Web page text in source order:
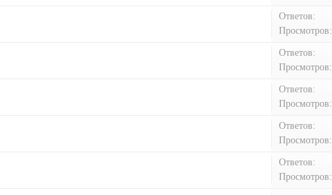
Ответов:
Просмотров:
Ответов:
Просмотров:
Ответов:
Просмотров:
Ответов:
Просмотров:
Ответов:
Просмотров: